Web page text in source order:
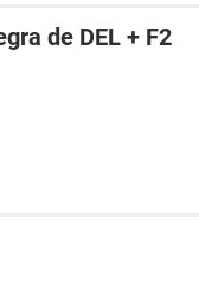
de DEL + F2